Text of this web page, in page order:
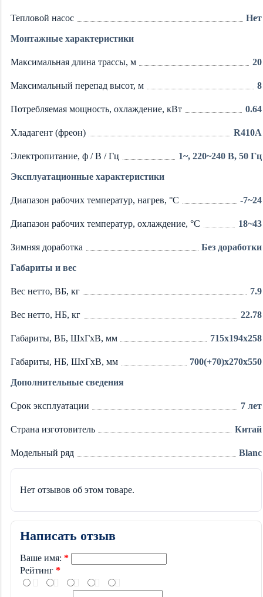
Тепловой насос Нет
Монтажные характеристики
Максимальная длина трассы, м 20
Максимальный перепад высот, м 8
Потребляемая мощность, охлаждение, кВт 0.64
Хладагент (фреон) R410A
Электропитание, ф / В / Гц 1~, 220~240 В, 50 Гц
Эксплуатационные характеристики
Диапазон рабочих температур, нагрев, °C -7~24
Диапазон рабочих температур, охлаждение, °C 18~43
Зимняя доработка Без доработки
Габариты и вес
Вес нетто, ВБ, кг 7.9
Вес нетто, НБ, кг 22.78
Габариты, ВБ, ШхГхВ, мм 715x194x258
Габариты, НБ, ШхГхВ, мм 700(+70)x270x550
Дополнительные сведения
Срок эксплуатации 7 лет
Страна изготовитель Китай
Модельный ряд Blanc
Нет отзывов об этом товаре.
Написать отзыв
Ваше имя:
Рейтинг